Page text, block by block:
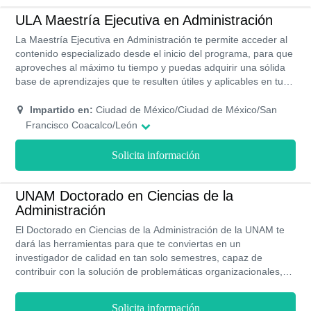
ULA Maestría Ejecutiva en Administración
La Maestría Ejecutiva en Administración te permite acceder al
contenido especializado desde el inicio del programa, para que
aproveches al máximo tu tiempo y puedas adquirir una sólida
base de aprendizajes que te resulten útiles y aplicables en tu
tus objetivos dentro de la misma. En este sentido, los
mencionados estudios constituyen un importante salto en tu
dentro de carrera. Se potenciarán habilidades para consolidar
Impartido en: Ciudad de México/Ciudad de México/San
Francisco Coacalco/León
Solicita información
UNAM Doctorado en Ciencias de la
Administración
El Doctorado en Ciencias de la Administración de la UNAM te
dará las herramientas para que te conviertas en un
investigador de calidad en tan solo semestres, capaz de
contribuir con la solución de problemáticas organizacionales,
Solicita información